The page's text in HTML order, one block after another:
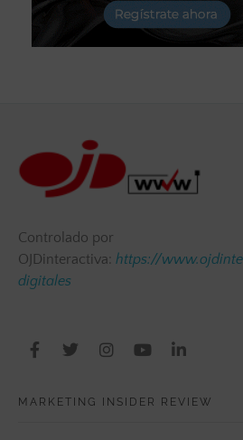
Controlado por
OJDinteractiva: https://
digitales
MARKETING INSIDER REVIEW